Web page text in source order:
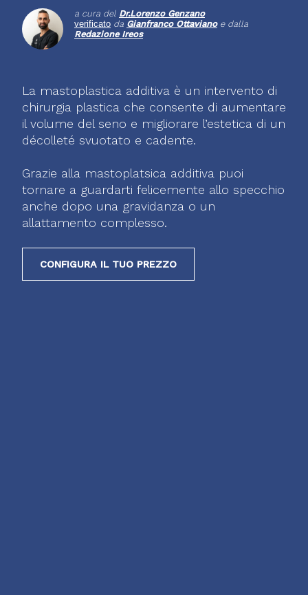
a cura del Dr.Lorenzo Genzano
verificato da Gianfranco Ottavianoe dalla
Redazione Ireos
La mastoplastica additiva è un intervento di
chirurgia plastica che consente di aumentare
il volume del seno e migliorare l’estetica di un
décolleté svuotato e cadente.
Grazie alla mastoplatsica additiva puoi
tornare a guardarti felicemente allo specchio
anche dopo una gravidanza o un
allattamento complesso.
CONFIGURA IL TUO PREZZO